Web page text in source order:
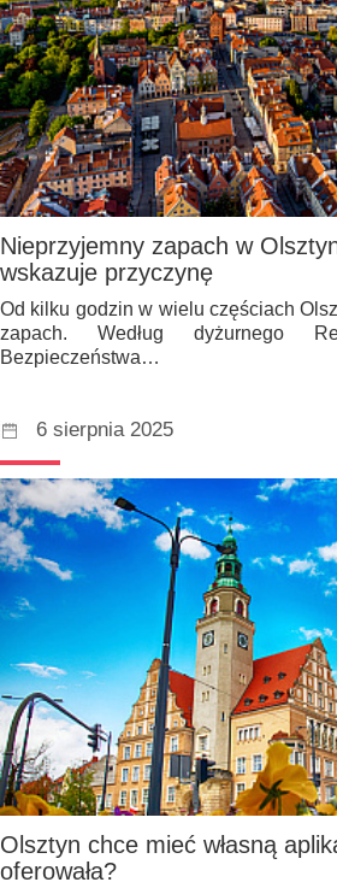
Nieprzyjemny zapach w
wskazuje przyczynę
Od kilku godzin w wielu częściach
zapach. Według dyżurnego
Bezpieczeństwa…
6 sierpnia 2025
Olsztyn chce mieć własną
oferowała?